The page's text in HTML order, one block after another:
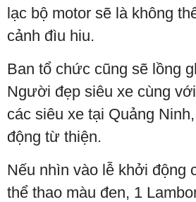
lạc bộ motor sẽ là không
cảnh đìu hiu.
Ban tổ chức cũng sẽ lồng
Người đẹp siêu xe cùng
các siêu xe tại Quảng
động từ thiện.
Nếu nhìn vào lễ khởi động
thể thao màu đen, 1